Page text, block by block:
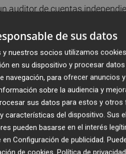
auditor de cuentas
la realidad de las
Viabilidad elaborado para la
el informe, "se hace
comprometido por
la Fiscalía.
de sus datos
nuestros socios utilizamos
en su dispositivo y procesar
navegación, para ofrecer anuncios
sobre la audiencia y
sus datos para estos y
características del dispositivo. Sus
pueden basarse en el interés
en Configuración de publicidad.